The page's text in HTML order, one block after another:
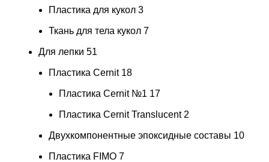
Пластика для кукол 3
Ткань для тела кукол 7
Для лепки 51
Пластика Cernit 18
Пластика Cernit №1 17
Пластика Cernit Translucent 2
Двухкомпонентные эпоксидные составы 10
Пластика FIMO 7